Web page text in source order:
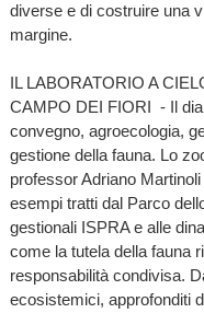
diverse e di costruire una
margine.
IL LABORATORIO A
CAMPO DEI FIORI - Il
convegno, agroecologia,
gestione della fauna. Lo
professor Adriano
esempi tratti dal Parco
gestionali ISPRA e alle
come la tutela della fauna
responsabilità condivisa.
ecosistemici, approfonditi